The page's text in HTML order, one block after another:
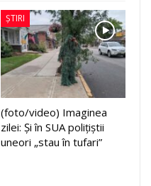
ȘTIRI
(foto/video) Imaginea
zilei: Și în SUA polițiștii
uneori „stau în tufari”